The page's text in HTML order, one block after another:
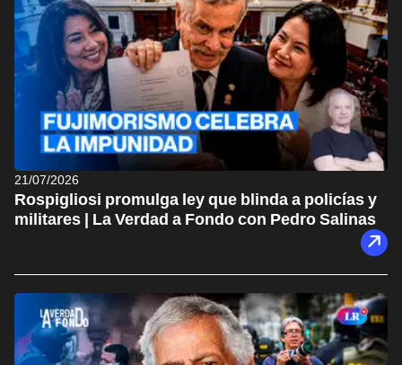
21/07/2026
Rospigliosi promulga ley que blinda a policías y
militares | La Verdad a Fondo con Pedro Salinas